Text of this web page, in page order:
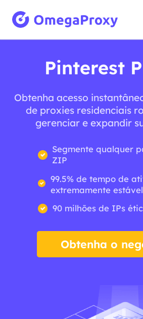
Pinterest
Obtenha acesso
de proxies residenciais
gerenciar e expandir
Segmente qualquer
ZIP
99.5% de tempo de
extremamente estável
90 milhões de IPs
Obtenha o